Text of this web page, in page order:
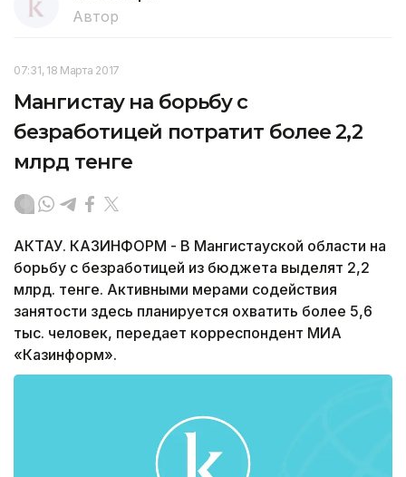
Автор
07:31, 18 Марта 2017
Мангистау на борьбу с
безработицей потратит более 2,2
млрд тенге
АКТАУ. КАЗИНФОРМ - В Мангистауской области на
борьбу с безработицей из бюджета выделят 2,2
млрд. тенге. Активными мерами содействия
занятости здесь планируется охватить более 5,6
тыс. человек, передает корреспондент МИА
«Казинформ».